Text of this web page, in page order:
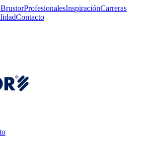
ProfesionalesInspiraciónCarreras
Contacto